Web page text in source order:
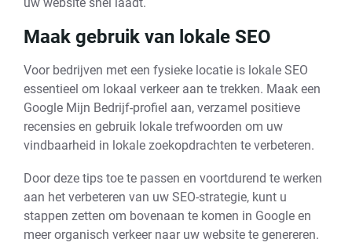
Maak gebruik van lokale SEO
Voor bedrijven met een fysieke locatie is lokale SEO
essentieel om lokaal verkeer aan te trekken. Maak een
Google Mijn Bedrijf-profiel aan, verzamel positieve
recensies en gebruik lokale trefwoorden om uw
vindbaarheid in lokale zoekopdrachten te verbeteren.
Door deze tips toe te passen en voortdurend te werken
aan het verbeteren van uw SEO-strategie, kunt u
stappen zetten om bovenaan te komen in Google en
meer organisch verkeer naar uw website te genereren.